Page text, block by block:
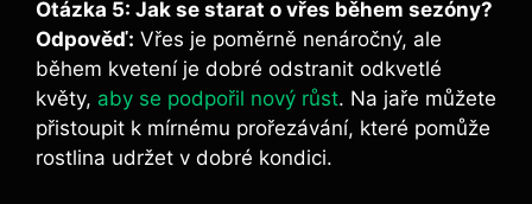
Otázka 5: Jak se starat o vřes během sezóny?
Odpověď: Vřes je poměrně nenáročný, ale
během kvetení je dobré odstranit odkvetlé
květy, aby se podpořil nový růst. Na jaře můžete
přistoupit k mírnému prořezávání, které pomůže
rostlina udržet v dobré kondici.